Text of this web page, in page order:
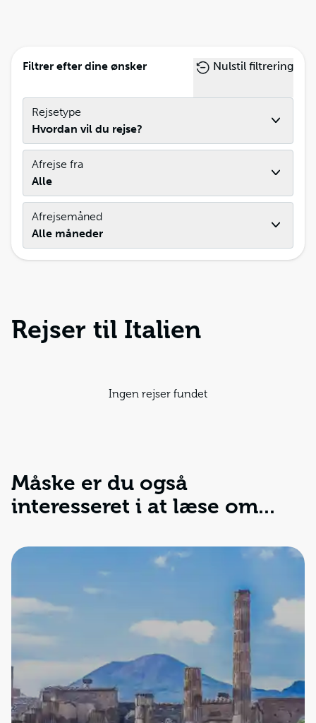
Filtrer efter dine ønsker Nulstil filtrering
Rejsetype
Hvordan vil du rejse?
Afrejse fra
Alle
Afrejsemåned
Alle måneder
Rejser til Italien
Ingen rejser fundet
Måske er du også
interesseret i at læse om...